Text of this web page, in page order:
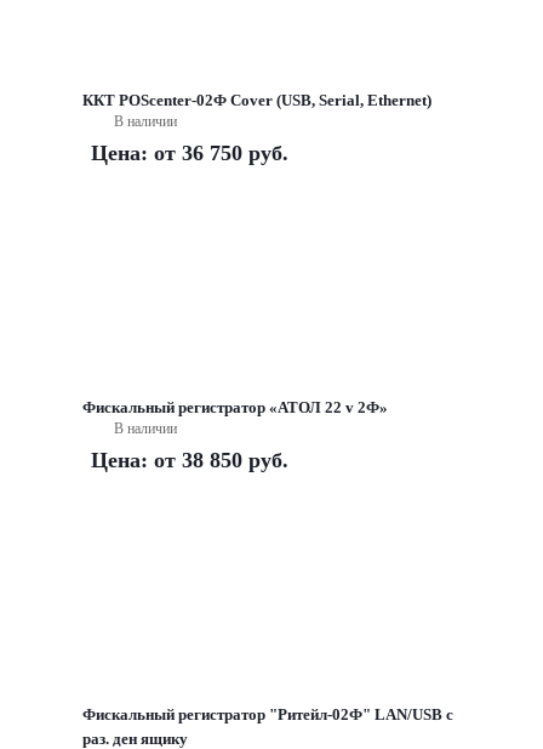
ККТ POScenter-02Ф Cover (USB, Serial, Ethernet)
В наличии
Цена: от 36 750 руб.
Фискальный регистратор «АТОЛ 22 v 2Ф»
В наличии
Цена: от 38 850 руб.
Фискальный регистратор "Ритейл-02Ф" LAN/USB с
раз. ден ящику